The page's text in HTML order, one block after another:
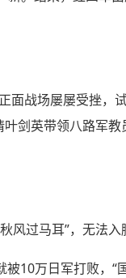
面战场屡屡受挫，
剑英带领八路军
过马耳”，无法入
10万日军打败，“